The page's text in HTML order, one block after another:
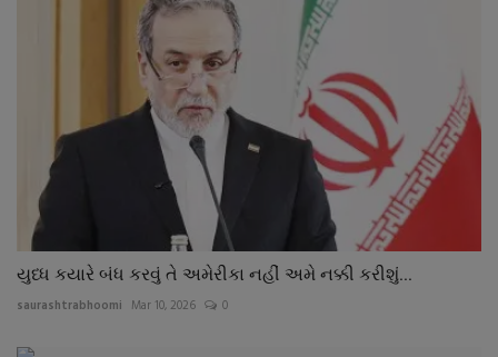
યુધ્ધ કયારે બંધ કરવું તે અમેરીકા નહીં અમે નક્કી કરીશું...
saurashtrabhoomi Mar 10, 2026 0